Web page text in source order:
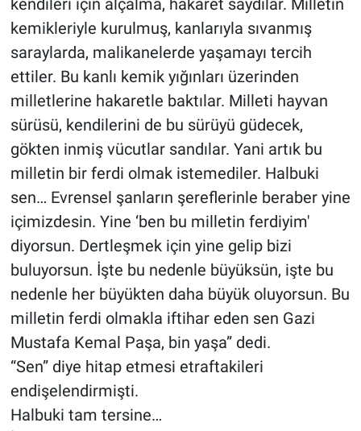
kendileri için alçalma, hakaret saydılar. Milletin
kemikleriyle kurulmuş, kanlarıyla sıvanmış
saraylarda, malikanelerde yaşamayı tercih
ettiler. Bu kanlı kemik yığınları üzerinden
milletlerine hakaretle baktılar. Milleti hayvan
sürüsü, kendilerini de bu sürüyü güdecek,
gökten inmiş vücutlar sandılar. Yani artık bu
milletin bir ferdi olmak istemediler. Halbuki
sen… Evrensel şanların şereflerinle beraber yine
içimizdesin. Yine ‘ben bu milletin ferdiyim'
diyorsun. Dertleşmek için yine gelip bizi
buluyorsun. İşte bu nedenle büyüksün, işte bu
nedenle her büyükten daha büyük oluyorsun. Bu
milletin ferdi olmakla iftihar eden sen Gazi
Mustafa Kemal Paşa, bin yaşa” dedi.
“Sen” diye hitap etmesi etraftakileri
endişelendirmişti.
Halbuki tam tersine…